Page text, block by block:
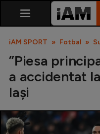
SuperLiga
iAM SPORT Fotbal
”Piesa
a accidentat
Iași